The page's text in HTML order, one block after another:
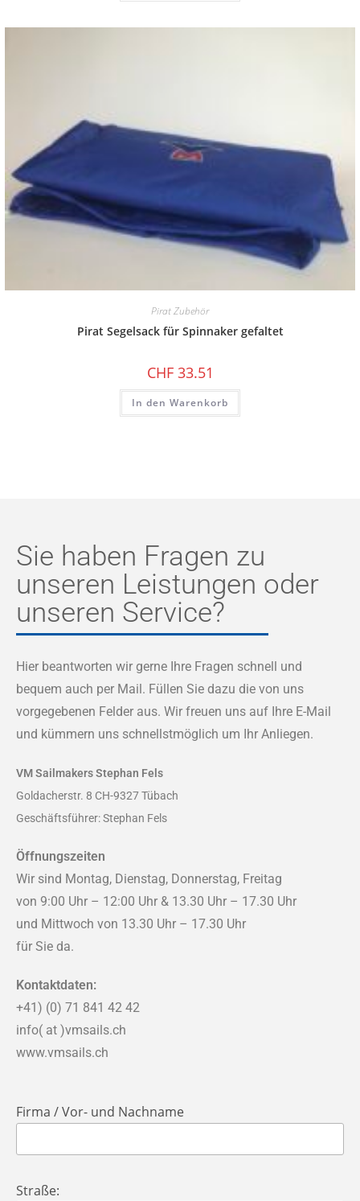
Pirat Zubehör
Pirat Segelsack für Spinnaker gefaltet
CHF33.51
In den Warenkorb
Sie haben Fragen zu
unseren Leistungen oder
unseren Service?
Hier beantworten wir gerne Ihre Fragen schnell und
bequem auch per Mail. Füllen Sie dazu die von uns
vorgegebenen Felder aus. Wir freuen uns auf Ihre E-Mail
und kümmern uns schnellstmöglich um Ihr Anliegen.
VM Sailmakers Stephan Fels
Goldacherstr. 8 CH-9327 Tübach
Geschäftsführer: Stephan Fels
Öffnungszeiten
Wir sind Montag, Dienstag, Donnerstag, Freitag
von 9:00 Uhr – 12:00 Uhr & 13.30 Uhr – 17.30 Uhr
und Mittwoch von 13.30 Uhr – 17.30 Uhr
für Sie da.
Kontaktdaten:
+41) (0) 71 841 42 42
info( at )vmsails.ch
www.vmsails.ch
Firma / Vor- und Nachname
Straße: